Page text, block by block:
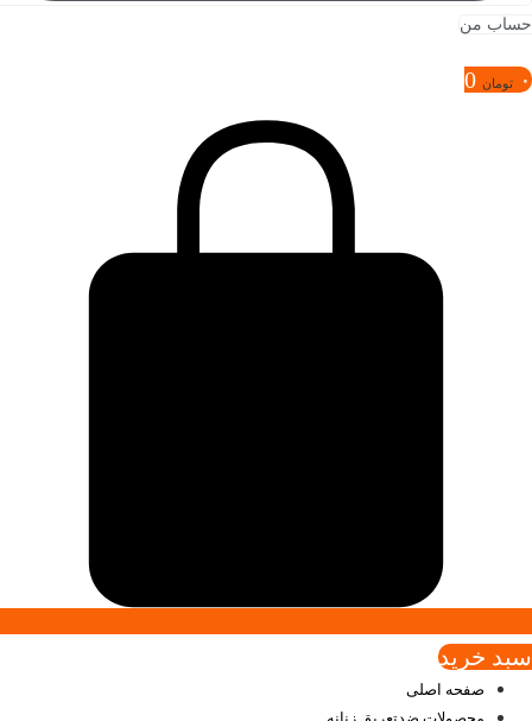
حساب من
۰ تومان 0
سبد خريد
صفحه اصلی